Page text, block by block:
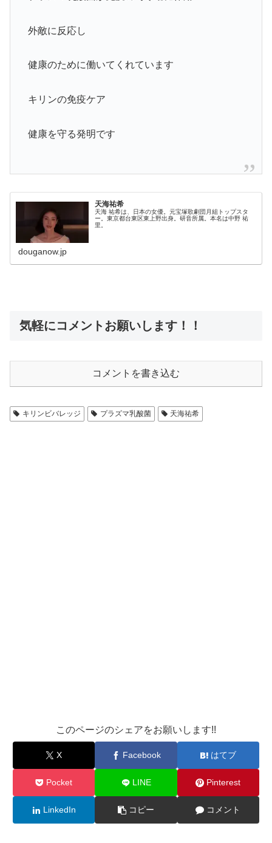
外敵に反応し
健康のために働いてくれています
キリンの免疫ケア
健康を守る発明です
天海祐希
天海 祐希は、日本の女優。元宝塚歌劇団月組トップスタ
ー。東京都台東区東上野出身。研音所属。本名は中野 祐
里。
douganow.jp
気軽にコメントお願いします！！
コメントを書き込む
キリンビバレッジ プラズマ乳酸菌 天海祐希
このページのシェアをお願いします!!
X Facebook はてブ
Pocket LINE Pinterest
LinkedIn コピー コメント